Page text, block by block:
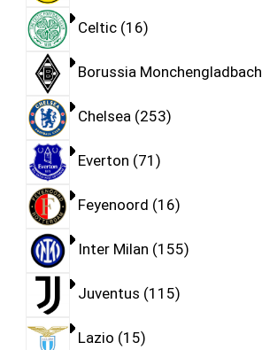
Celtic 16
Borussia Monchengladbach
Chelsea 253
Everton 71
Feyenoord 16
Inter Milan 155
Juventus 115
Lazio 15